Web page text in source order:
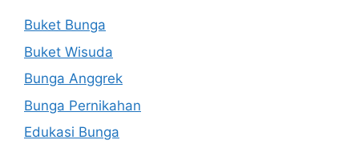
Buket Bunga
Buket Wisuda
Bunga Anggrek
Bunga Pernikahan
Edukasi Bunga